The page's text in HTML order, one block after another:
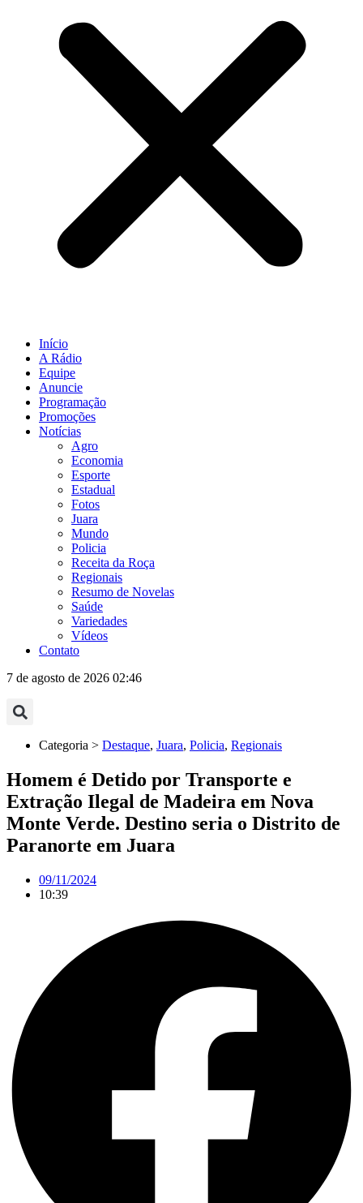
Início
A Rádio
Equipe
Anuncie
Programação
Promoções
Notícias
Agro
Economia
Esporte
Estadual
Fotos
Juara
Mundo
Policia
Receita da Roça
Regionais
Resumo de Novelas
Saúde
Variedades
Vídeos
Contato
7 de agosto de 2026 02:46
Categoria > Destaque, Juara, Policia, Regionais
Homem é Detido por Transporte e
Extração Ilegal de Madeira em Nova
Monte Verde. Destino seria o Distrito de
Paranorte em Juara
09/11/2024
10:39